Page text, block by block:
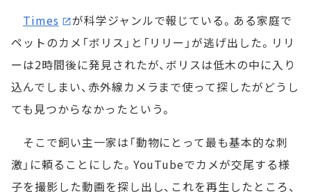
Times
が科学ジャンルで報じている。ある家庭で
ペットのカメ「ボリス」と「リリー」が逃げ出した。リリ
ーは2時間後に発見されたが、ボリスは低木の中に入り
込んでしまい、赤外線カメラまで使って探したがどうし
ても見つからなかったという。
そこで飼い主一家は「動物にとって最も基本的な刺
激」に頼ることにした。YouTubeでカメが交尾する様
子を撮影した動画を探し出し、これを再生したところ、